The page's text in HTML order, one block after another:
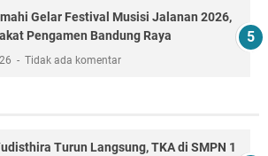
Gelar Festival Musisi Jalanan 2026,
Pengamen Bandung Raya
Tidak ada komentar
Turun Langsung, TKA di SMPN 1